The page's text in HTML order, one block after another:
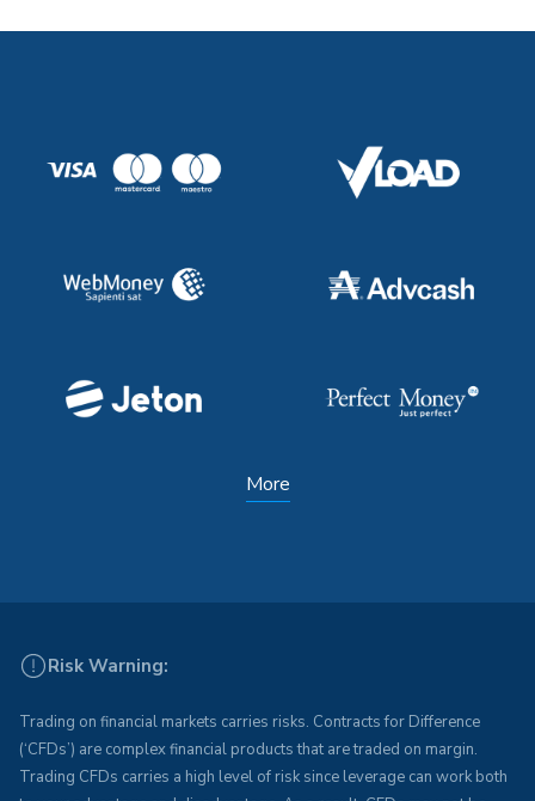
More
Risk Warning:
Trading on financial markets carries risks. Contracts for Difference
(‘CFDs’) are complex financial products that are traded on margin.
Trading CFDs carries a high level of risk since leverage can work both